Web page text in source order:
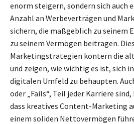
enorm steigern, sondern sich auch
Anzahl an Werbeverträgen und
sichern, die maßgeblich zu seinem
zu seinem Vermögen beitragen.
Marketingstrategien kontern die
und zeigen, wie wichtig es ist, sich
digitalen Umfeld zu behaupten.
oder „Fails“, Teil jeder Karriere
dass kreatives Content-Marketing
einem soliden Nettovermögen